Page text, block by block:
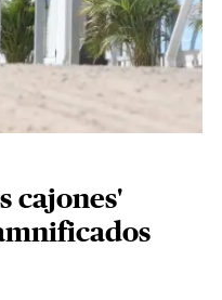
cajones'